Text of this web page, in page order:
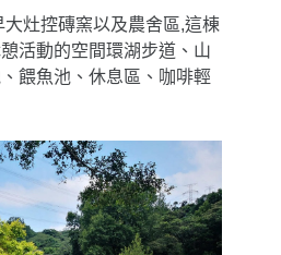
灶控磚窯以及農舍區,這棟
活動的空間環湖步道 、 山
、 餵魚池 、休息區、 咖啡輕